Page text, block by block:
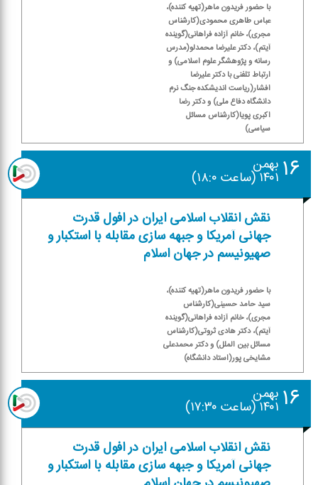
با حضور فریدون ماهر(تهیه كننده)،
عباس طاهری محمودی(كارشناس
مجری)، خانم آزاده فراهانی(گوینده
آیتم)، دكتر علیرضا محمدلو(مدرس
رسانه و پژوهشگر علوم اسلامی) و
ارتباط تلفنی با دكتر علیرضا
افشار(ریاست اندیشكده جنگ نرم
دانشگاه دفاع ملی) و دكتر رضا
اكبری پویا(كارشناس مسائل
سیاسی)
۱۶ بهمن
۱۴۰۱ (ساعت ۱۸:۰)
نقش انقلاب اسلامی ایران در افول قدرت
جهانی آمریكا و جبهه سازی مقابله با استكبار و
صهیونیسم در جهان اسلام
با حضور فریدون ماهر(تهیه كننده)،
سید حامد حسینی(كارشناس
مجری)، خانم آزاده فراهانی(گوینده
آیتم)، دكتر هادی ثروتی(كارشناس
مسائل بین الملل) و دكتر محمدعلی
مشایخی پور(استاد دانشگاه)
۱۶ بهمن
۱۴۰۱ (ساعت ۱۷:۳۰)
نقش انقلاب اسلامی ایران در افول قدرت
جهانی آمریكا و جبهه سازی مقابله با استكبار و